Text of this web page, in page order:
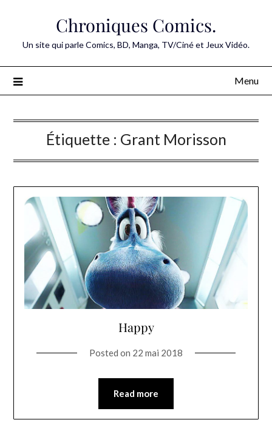
Chroniques Comics.
Un site qui parle Comics, BD, Manga, TV/Ciné et Jeux Vidéo.
Menu
Étiquette : Grant Morisson
Happy
Posted on 22 mai 2018
Read more